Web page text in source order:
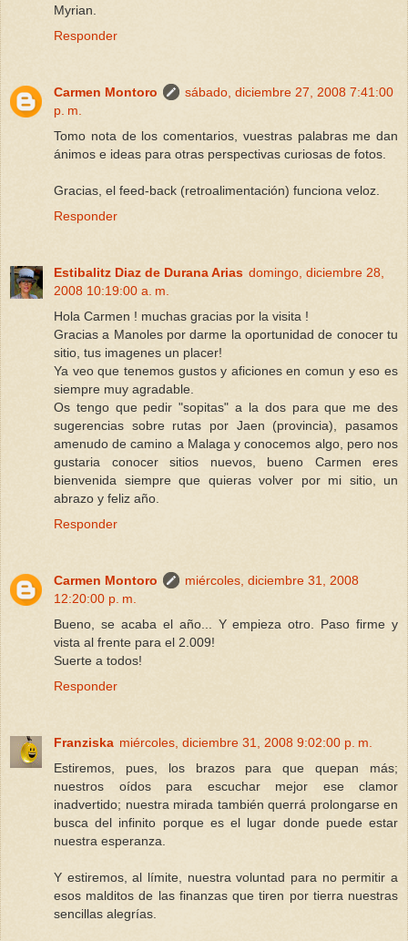
Myrian.
Responder
Carmen Montoro
sábado, diciembre 27, 2008 7:41:00
p. m.
Tomo nota de los comentarios, vuestras palabras me dan
ánimos e ideas para otras perspectivas curiosas de fotos.
Gracias, el feed-back (retroalimentación) funciona veloz.
Responder
Estibalitz Diaz de Durana Arias domingo, diciembre 28,
2008 10:19:00 a. m.
Hola Carmen ! muchas gracias por la visita !
Gracias a Manoles por darme la oportunidad de conocer tu
sitio, tus imagenes un placer!
Ya veo que tenemos gustos y aficiones en comun y eso es
siempre muy agradable.
Os tengo que pedir "sopitas" a la dos para que me des
sugerencias sobre rutas por Jaen (provincia), pasamos
amenudo de camino a Malaga y conocemos algo, pero nos
gustaria conocer sitios nuevos, bueno Carmen eres
bienvenida siempre que quieras volver por mi sitio, un
abrazo y feliz año.
Responder
Carmen Montoro
miércoles, diciembre 31, 2008
12:20:00 p. m.
Bueno, se acaba el año... Y empieza otro. Paso firme y
vista al frente para el 2.009!
Suerte a todos!
Responder
Franziska miércoles, diciembre 31, 2008 9:02:00 p. m.
Estiremos, pues, los brazos para que quepan más;
nuestros oídos para escuchar mejor ese clamor
inadvertido; nuestra mirada también querrá prolongarse en
busca del infinito porque es el lugar donde puede estar
nuestra esperanza.
Y estiremos, al límite, nuestra voluntad para no permitir a
esos malditos de las finanzas que tiren por tierra nuestras
sencillas alegrías.